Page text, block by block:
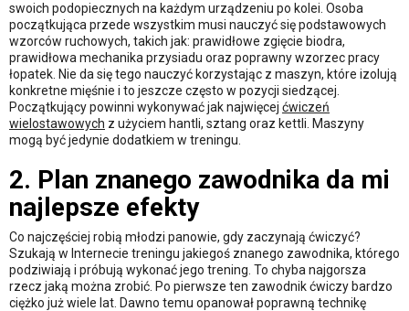
swoich podopiecznych na każdym urządzeniu po kolei. Osoba
początkująca przede wszystkim musi nauczyć się podstawowych
wzorców ruchowych, takich jak: prawidłowe zgięcie biodra,
prawidłowa mechanika przysiadu oraz poprawny wzorzec pracy
łopatek. Nie da się tego nauczyć korzystając z maszyn, które izolują
konkretne mięśnie i to jeszcze często w pozycji siedzącej.
Początkujący powinni wykonywać jak najwięcej ćwiczeń
wielostawowych z użyciem hantli, sztang oraz kettli. Maszyny
mogą być jedynie dodatkiem w treningu.
2. Plan znanego zawodnika da mi
najlepsze efekty
Co najczęściej robią młodzi panowie, gdy zaczynają ćwiczyć?
Szukają w Internecie treningu jakiegoś znanego zawodnika, którego
podziwiają i próbują wykonać jego trening. To chyba najgorsza
rzecz jaką można zrobić. Po pierwsze ten zawodnik ćwiczy bardzo
ciężko już wiele lat. Dawno temu opanował poprawną technikę